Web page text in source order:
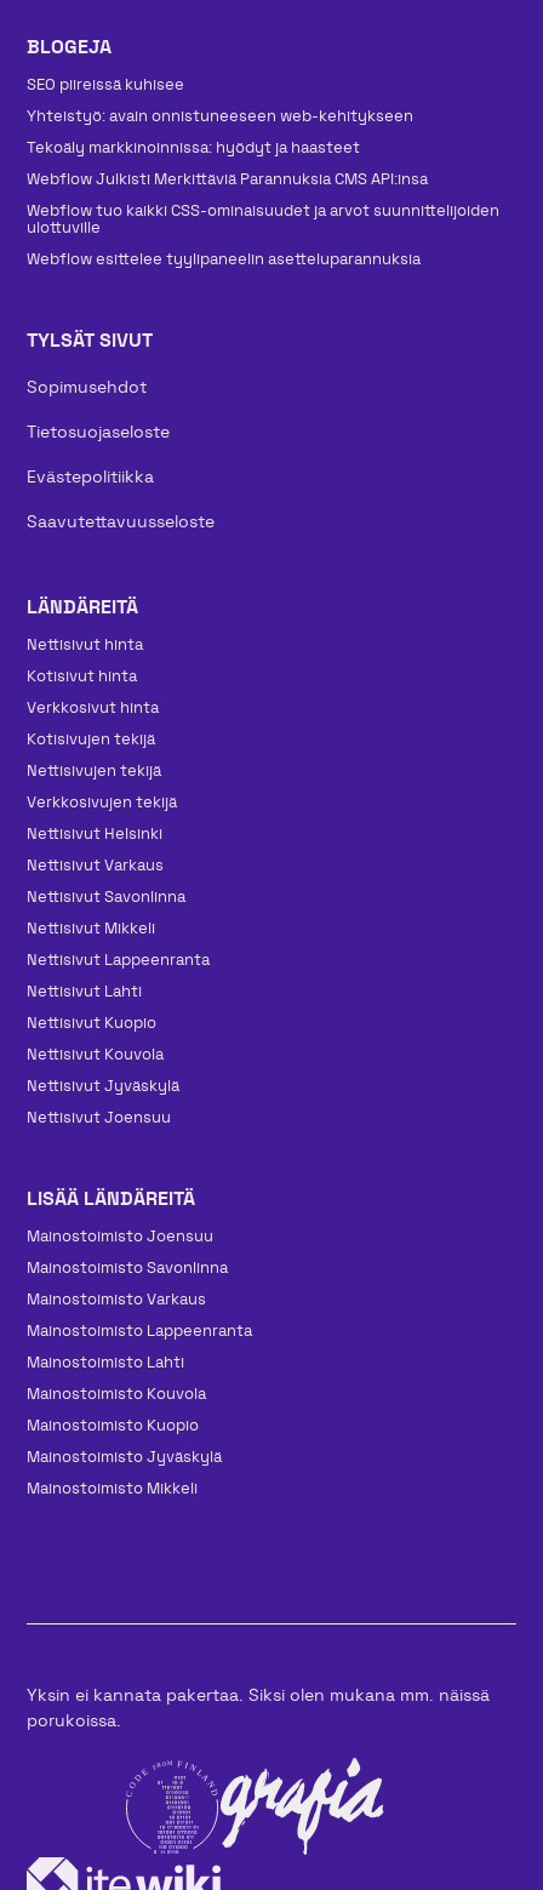
BLOGEJA
SEO piireissä kuhisee
Yhteistyö: avain onnistuneeseen web-kehitykseen
Tekoäly markkinoinnissa: hyödyt ja haasteet
Webflow Julkisti Merkittäviä Parannuksia CMS API:insa
Webflow tuo kaikki CSS-ominaisuudet ja arvot suunnittelijoiden
ulottuville
Webflow esittelee tyylipaneelin asetteluparannuksia
TYLSÄT SIVUT
Sopimusehdot
Tietosuojaseloste
Evästepolitiikka
Saavutettavuusseloste
LÄNDÄREITÄ
Nettisivut hinta
Kotisivut hinta
Verkkosivut hinta
Kotisivujen tekijä
Nettisivujen tekijä
Verkkosivujen tekijä
Nettisivut Helsinki
Nettisivut Varkaus
Nettisivut Savonlinna
Nettisivut Mikkeli
Nettisivut Lappeenranta
Nettisivut Lahti
Nettisivut Kuopio
Nettisivut Kouvola
Nettisivut Jyväskylä
Nettisivut Joensuu
LISÄÄ LÄNDÄREITÄ
Mainos­toimisto Joensuu
Mainos­toimisto Savonlinna
Mainos­toimisto Varkaus
Mainos­toimisto Lappeenranta
Mainos­toimisto Lahti
Mainos­toimisto Kouvola
Mainos­toimisto Kuopio
Mainos­toimisto Jyväskylä
Mainos­toimisto Mikkeli
Yksin ei kannata pakertaa. Siksi olen mukana mm. näissä
porukoissa.